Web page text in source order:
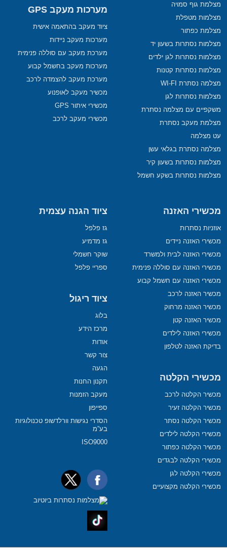
מצלמת גוף סמויה
מצלמות מטפלת
מצלמת כפתור
מצלמות נסתרות בשעון יד
מצלמות נסתרות לגן ילדים
מצלמות נסתרות קטנות
מצלמה נסתרת WI-FI
מצלמות נסתרות לגן
משקפיים עם מצלמה נסתרת
מצלמת מעקב נסתרת
עט מצלמה
מצלמה נסתרת בגלאי עשן
מצלמות נסתרות בשעון קיר
מצלמות נסתרות בשקע חשמל
מערכות מעקב GPS
ציוד מעקב בהתאמה אישית
מערכות מעקב ניידות
מערכת מעקב עם סוללה פנימית
מערכות מעקב בחשמל קבוע
מערכת מעקב להצמדה לרכב
מכשיר מעקב לאופנוע
מכשירי איתור GPS
מכשירי מעקב לרכב
מכשירי האזנה
אוזניות נסתרות
מכשירי האזנה ניידים
מכשירי האזנה לבית ולמשרד
מכשירי האזנה עם סוללה פנימית
מכשירי האזנה עם חשמל קבוע
מכשיר האזנה לרכב
מכשיר האזנה מרחוק
מכשיר האזנה קטן
מכשירי האזנה לילדים
בדיקת האזנה לטלפון
מכשירי הקלטה
מכשיר הקלטה לרכב
מכשיר הקלטה זעיר
מכשיר הקלטה נסתר
מכשירי הקלטה לילדים
מכשיר הקלטה כפתור
מכשירי הקלטה לבגדים
מכשירי הקלטה לגן
מכשירי הקלטה מקצועיים
ציוד הגנה עצמית
גז פלפל
גז מדמיע
שוקר חשמלי
ספריי פלפל
ציוד ריגול
בלוג
מרכז הידע
אודות
צור קשר
הגעה
תקנון החנות
מעקב הזמנות
ספייפון
הסדרי נגישות וורלדשופ טכנולוגיות
בע”מ
ISO9000